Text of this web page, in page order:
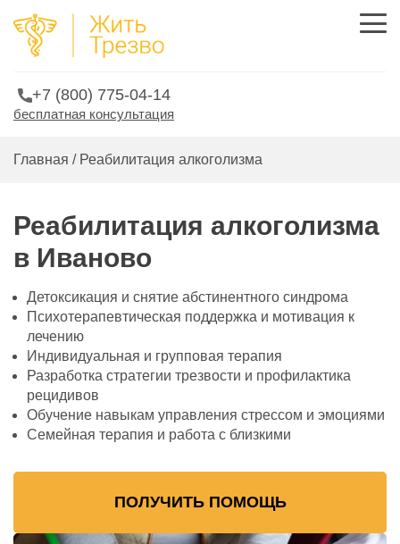
+7 (800) 775-04-14
бесплатная консультация
Главная / Реабилитация алкоголизма
Реабилитация алкоголизма
в Иваново
Детоксикация и снятие абстинентного синдрома
Психотерапевтическая поддержка и мотивация к
лечению
Индивидуальная и групповая терапия
Разработка стратегии трезвости и профилактика
рецидивов
Обучение навыкам управления стрессом и эмоциями
Семейная терапия и работа с близкими
ПОЛУЧИТЬ ПОМОЩЬ